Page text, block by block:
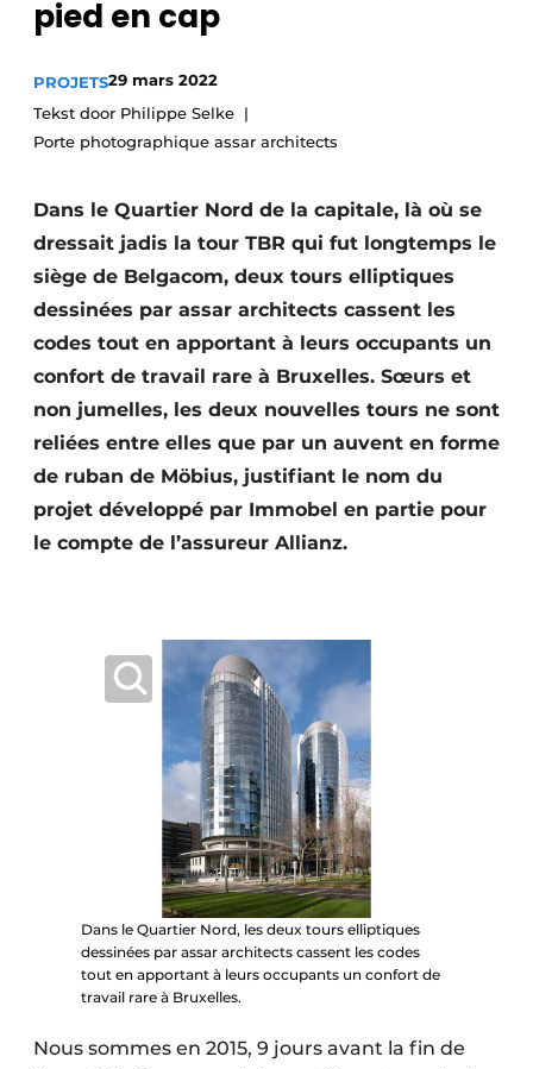
Termes et conditions
Contrôle d’accès
Éclairage
Fondations
Façades
Géotextiles
Infrastructures souterraines et égouttage
Protection solaire
Sécurité incendie
Techniques ferroviaires
Travaux ferroviaires
pied en cap
PROJETS29 mars 2022
Tekst door Philippe Selke
Porte photographique assar architects
Dans le Quartier Nord de la capitale, là où se
dressait jadis la tour TBR qui fut longtemps le
siège de Belgacom, deux tours elliptiques
dessinées par assar architects cassent les
codes tout en apportant à leurs occupants un
confort de travail rare à Bruxelles. Sœurs et
non jumelles, les deux nouvelles tours ne sont
reliées entre elles que par un auvent en forme
de ruban de Möbius, justifiant le nom du
projet développé par Immobel en partie pour
le compte de l’assureur Allianz.
Dans le Quartier Nord, les deux tours elliptiques
dessinées par assar architects cassent les codes
tout en apportant à leurs occupants un confort de
travail rare à Bruxelles.
Nous sommes en 2015, 9 jours avant la fin de